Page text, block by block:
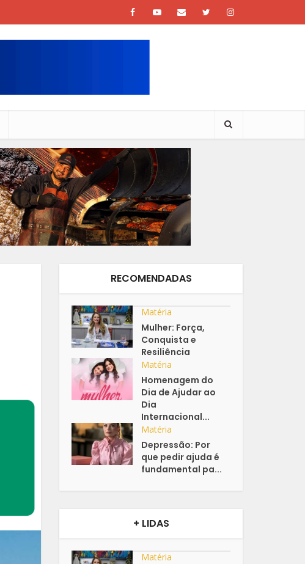
RECOMENDADAS
Matéria
Mulher: Força,
Conquista e
Resiliência
Matéria
Homenagem do
Dia de Ajudar ao
Dia
Internacional...
Matéria
Depressão: Por
que pedir ajuda é
fundamental pa...
+ LIDAS
Matéria